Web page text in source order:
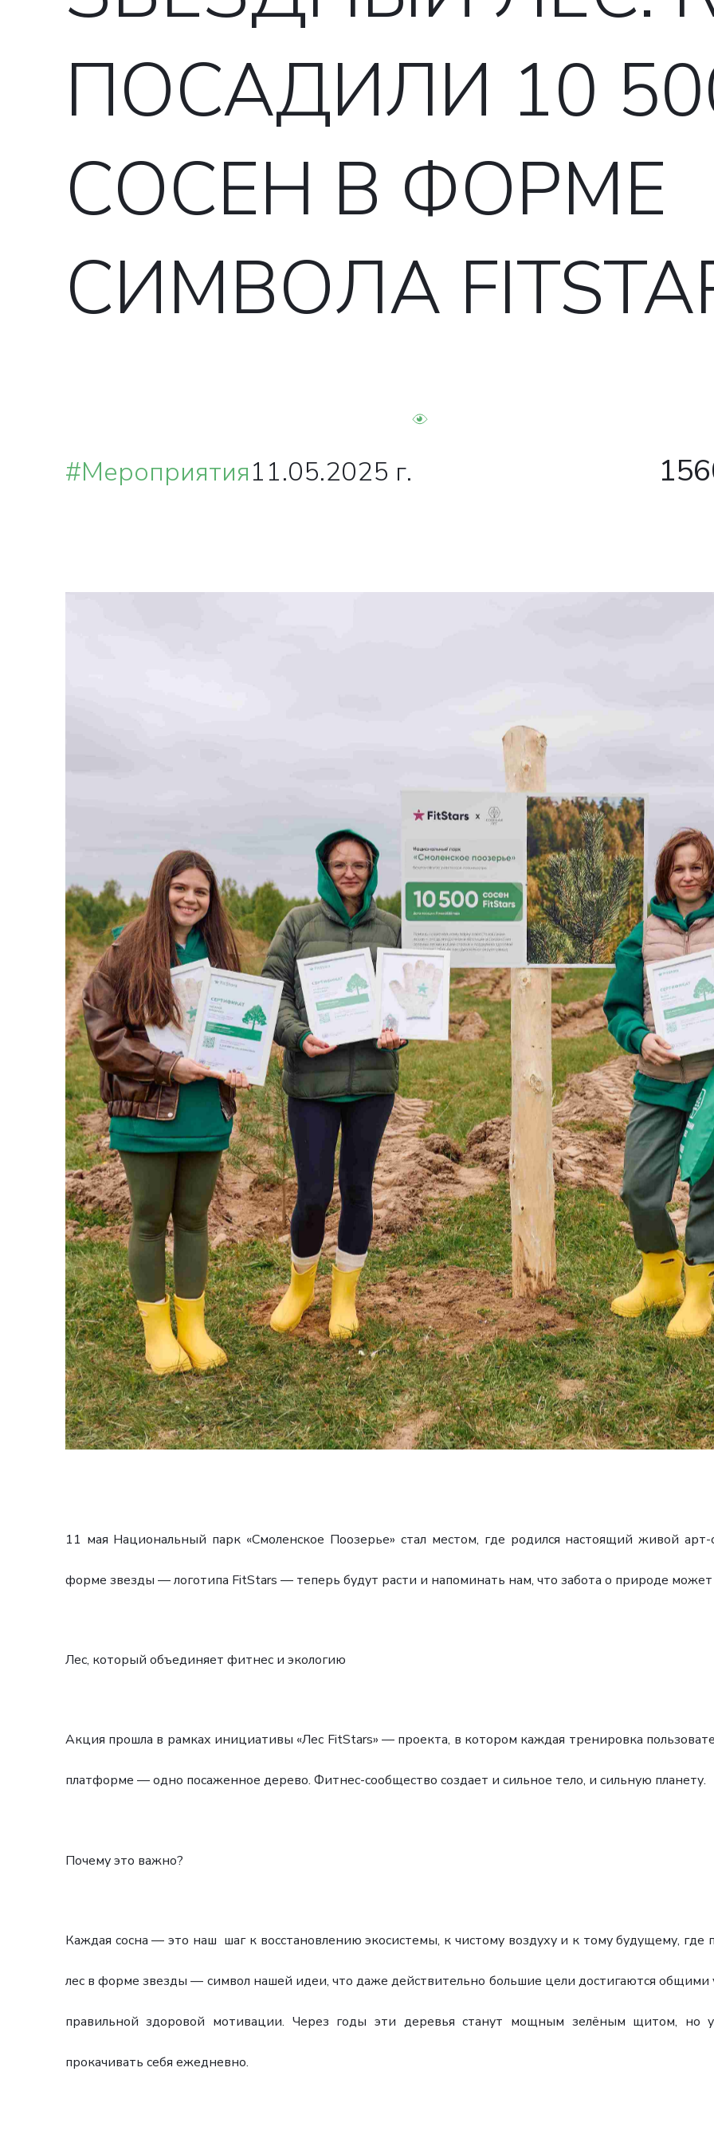
ПОСАДИЛИ 10
СОСЕН В ФОРМЕ
СИМВОЛА
#Мероприятия11.05.2025 г.
11 мая Национальный парк «Смоленское Поозерье» стал местом, где родился настоящий живой
форме звезды — логотипа FitStars — теперь будут расти и напоминать нам, что забота о природе
Лес, который объединяет фитнес и экологию
Акция прошла в рамках инициативы «Лес FitStars» — проекта, в котором каждая тренировка
платформе — одно посаженное дерево. Фитнес-сообщество создает и сильное тело, и сильную планету.
Почему это важно?
Каждая сосна — это наш шаг к восстановлению экосистемы, к чистому воздуху и к тому будущему,
лес в форме звезды — символ нашей идеи, что даже действительно большие цели достигаются общими
правильной здоровой мотивации. Через годы эти деревья станут мощным зелёным щитом, но
прокачивать себя ежедневно.
ВАША
в ближайшее время наши
свяжутся с вами
Закрыть